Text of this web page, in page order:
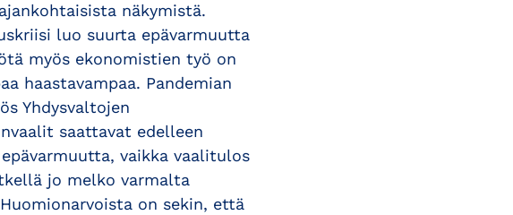
näkymistä.
luo suurta epävarmuutta
myös ekonomistien työ on
haastavampaa. Pandemian
Yhdysvaltojen
saattavat edelleen
vaikka vaalitulos
jo melko varmalta
on sekin, että